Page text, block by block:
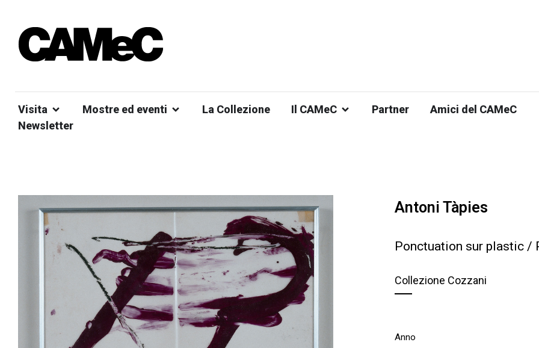
Visita Mostre ed eventi La Collezione Il CAMeC Partner
Amici del CAMeC
Newsletter
Antoni Tàpies
Ponctuation sur plastic /
Collezione Cozzani
Anno